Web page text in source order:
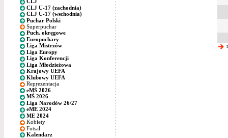
CLJ U-17 (zachodnia)
CLJ U-17 (wschodnia)
Puchar Polski
Superpuchar
Puch. okręgowe
Europuchary
Liga Mistrzów
Liga Europy
Liga Konferencji
Liga Młodzieżowa
Krajowy UEFA
Klubowy UEFA
Reprezentacja
eMŚ 2026
MŚ 2026
Liga Narodów 26/27
eME 2024
ME 2024
Kobiety
Futsal
Kalendarz